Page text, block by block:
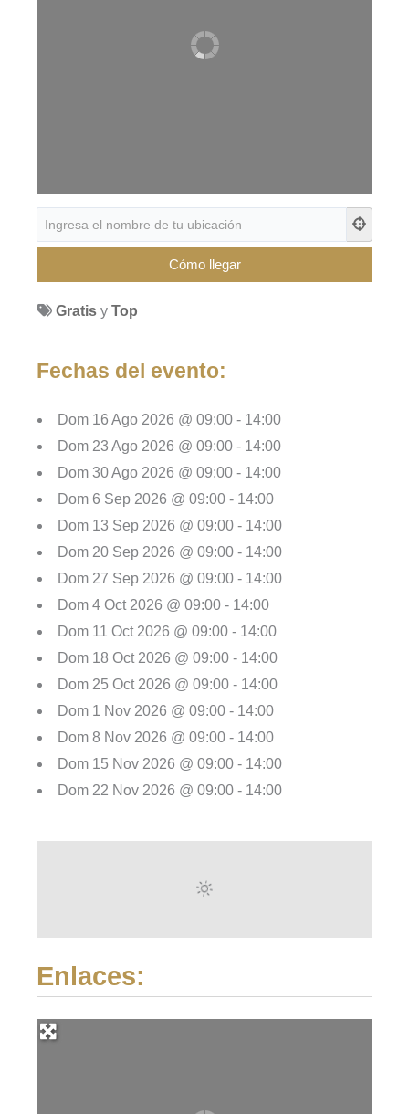
Gratisy Top
Fechas del evento:
Dom 16 Ago 2026 @ 09:00 - 14:00
Dom 23 Ago 2026 @ 09:00 - 14:00
Dom 30 Ago 2026 @ 09:00 - 14:00
Dom 6 Sep 2026 @ 09:00 - 14:00
Dom 13 Sep 2026 @ 09:00 - 14:00
Dom 20 Sep 2026 @ 09:00 - 14:00
Dom 27 Sep 2026 @ 09:00 - 14:00
Dom 4 Oct 2026 @ 09:00 - 14:00
Dom 11 Oct 2026 @ 09:00 - 14:00
Dom 18 Oct 2026 @ 09:00 - 14:00
Dom 25 Oct 2026 @ 09:00 - 14:00
Dom 1 Nov 2026 @ 09:00 - 14:00
Dom 8 Nov 2026 @ 09:00 - 14:00
Dom 15 Nov 2026 @ 09:00 - 14:00
Dom 22 Nov 2026 @ 09:00 - 14:00
Enlaces: